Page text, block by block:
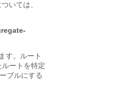
いては、
す。ルート
ートを特定
ブルにする